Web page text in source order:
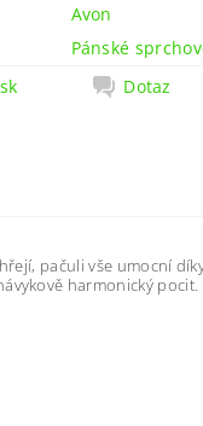
Avon
Pánské
Dotaz
pačuli vše umocní
harmonický pocit.